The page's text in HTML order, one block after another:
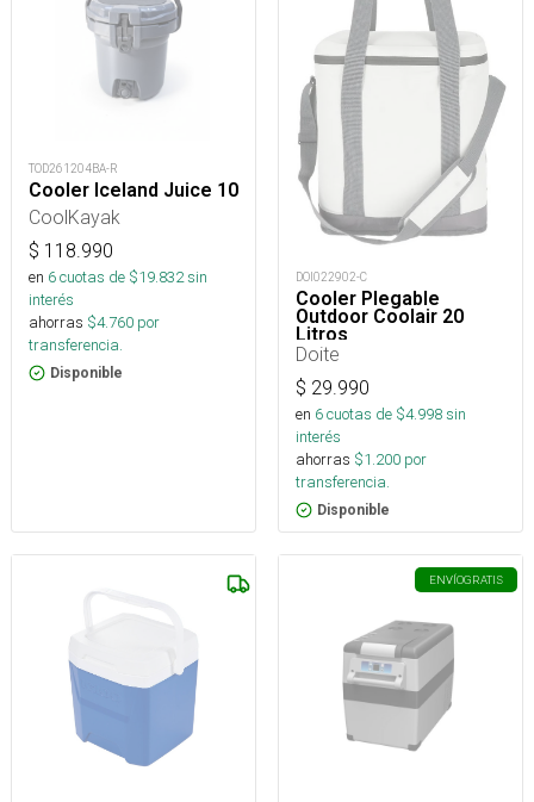
TOD261204BA-R
Cooler Iceland Juice 10
CoolKayak
$ 118.990
en 6cuotas de $19.832sin
interés
ahorras $4.760 por
transferencia.
Disponible
DOI022902-C
Cooler Plegable
Outdoor Coolair 20
Litros
Doite
$ 29.990
en 6cuotas de $4.998sin
interés
ahorras $1.200 por
transferencia.
Disponible
ENVÍOGRATIS